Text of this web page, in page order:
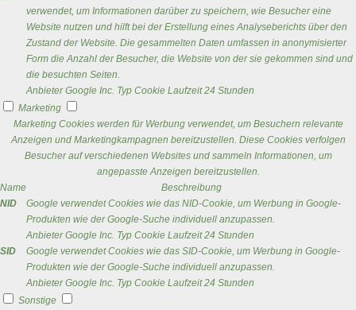
verwendet, um Informationen darüber zu speichern, wie Besucher eine
Website nutzen und hilft bei der Erstellung eines Analyseberichts über den
Zustand der Website. Die gesammelten Daten umfassen in anonymisierter
Form die Anzahl der Besucher, die Website von der sie gekommen sind und
die besuchten Seiten.
Anbieter Google Inc. Typ Cookie Laufzeit 24 Stunden
Marketing
Marketing Cookies werden für Werbung verwendet, um Besuchern relevante
Anzeigen und Marketingkampagnen bereitzustellen. Diese Cookies verfolgen
Besucher auf verschiedenen Websites und sammeln Informationen, um
angepasste Anzeigen bereitzustellen.
Name
Beschreibung
NID
Google verwendet Cookies wie das NID-Cookie, um Werbung in Google-
Produkten wie der Google-Suche individuell anzupassen.
Anbieter Google Inc. Typ Cookie Laufzeit 24 Stunden
SID
Google verwendet Cookies wie das SID-Cookie, um Werbung in Google-
Produkten wie der Google-Suche individuell anzupassen.
Anbieter Google Inc. Typ Cookie Laufzeit 24 Stunden
Sonstige